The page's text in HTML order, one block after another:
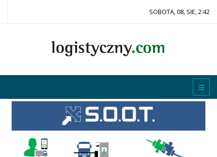
SOBOTA, 08, SIE, 2:42